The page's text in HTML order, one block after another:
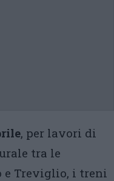
, per lavori di
tra le
Treviglio, i treni